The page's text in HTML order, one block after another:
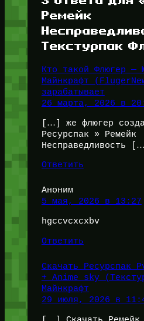
Ремейк
Текстурпак
Кто такой Флюгер —
Майнкрафт
зарабатывает
26 марта, 2026 в
[…] же флюгер
Ресурспак » Ремейк
Несправедливость
Ответить
Аноним
5 мая, 2026 в 13:27
hgccvcxcxbv
Ответить
Скачать Ресурспак
+ Anime sky
Майнкрафт
29 июля, 2026 в